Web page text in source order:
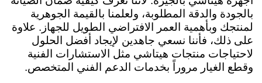
بالجودة والدقة المطلوبة، ولعلمنا بالقيمة الجوهرية
لمنتجك وبأهمية العمر الافتراضي الطويل للجهاز. علاوة
على ذلك، فأننا نسعي جاهدين لإيجاد أفضل الحلول
لاحتياجات منتجات هيتاشي مثل الاستشارات الفنية
وقطع الغيار مروراً بخدمات الدعم الفني المتخصص.